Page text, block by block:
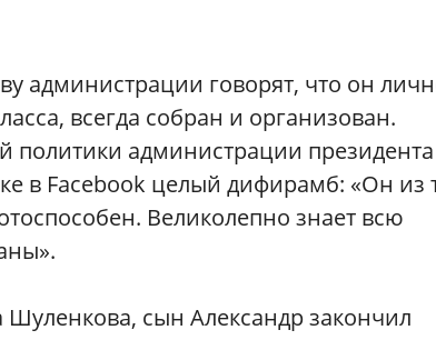
администрации говорят, что он
всегда собран и организован.
политики администрации президента
в Facebook целый дифирамб: «Он из
Великолепно знает всю
сын Александр закончил